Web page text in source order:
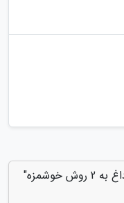
به "طرز تهیه پوره سیب زمینی با پیاز داغ به 2 روش خوشمزه"